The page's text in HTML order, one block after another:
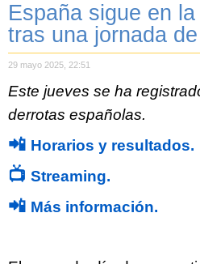
España sigue en
tras una jornada
29 mayo 2025, 22:51
Este jueves se ha
derrotas españolas.
📲 Horarios y resultados.
📺 Streaming.
📲 Más información.